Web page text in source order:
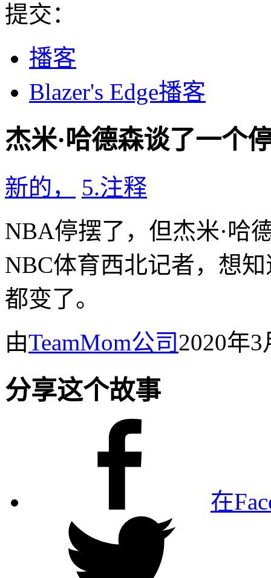
提交：
播客
Blazer's Edge播客
杰米·哈德森谈了一个
新的， 5.注释
NBA停摆了，但杰米·哈
NBC体育西北记者，想
都变了。
由TeamMom公司2020年
分享这个故事
在